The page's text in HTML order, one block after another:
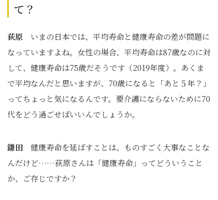
て？
荻原 いまの日本では、平均寿命と健康寿命の差が問題に
なっていますよね。女性の場合、平均寿命は87歳なのに対
して、健康寿命は75歳だそうです（2019年度）。あくま
で平均なんだと思いますが、70歳になると「あと５年？」
ってちょっと気になるんです。要介護にならないために70
代をどう過ごせばいいんでしょうか。
鎌田 健康寿命を延ばすことは、ものすごく大事なことな
んだけど……荻原さんは「健康寿命」ってどういうこと
か、ご存じですか？